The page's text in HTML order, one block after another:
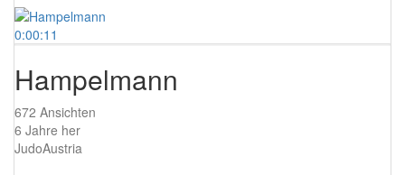
0:00:11
Hampelmann
672 Ansichten
6 Jahre her
JudoAustria